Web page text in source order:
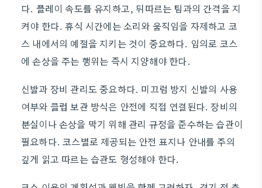
다. 플레이 속도를 유지하고, 뒤따르는 팀과의 간격을 지
켜야 한다. 휴식 시간에는 소리와 움직임을 자제하고 코
스 내에서의 예절을 지키는 것이 중요하다. 임의로 코스
에 손상을 주는 행위는 즉시 지양해야 한다.
신발과 장비 관리도 중요하다. 미끄럼 방지 신발의 사용
여부와 클럽 보관 방식은 안전에 직접 연결된다. 장비의
분실이나 손상을 막기 위해 관리 규정을 준수하는 습관이
필요하다. 코스별로 제공되는 안전 표지나 안내를 주의
깊게 읽고 따르는 습관도 형성해야 한다.